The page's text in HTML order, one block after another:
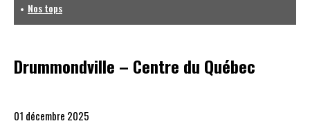
Nos tops
Drummondville – Centre du Québec
01 décembre 2025